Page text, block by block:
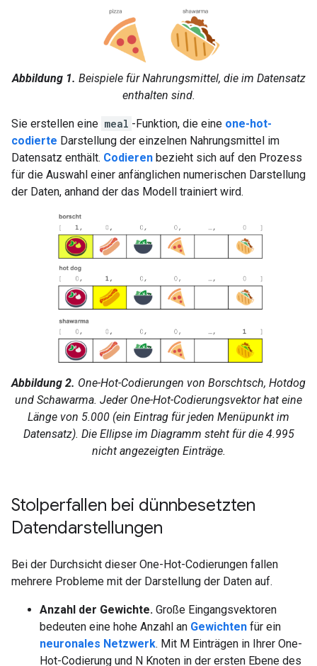
Abbildung 1. Beispiele für Nahrungsmittel, die im Datensatz
enthalten sind.
Sie erstellen eine meal -Funktion, die eine one-hot-
codierte Darstellung der einzelnen Nahrungsmittel im
Datensatz enthält. Codieren bezieht sich auf den Prozess
für die Auswahl einer anfänglichen numerischen Darstellung
der Daten, anhand der das Modell trainiert wird.
Abbildung 2. One-Hot-Codierungen von Borschtsch, Hotdog
und Schawarma. Jeder One-Hot-Codierungsvektor hat eine
Länge von 5.000 (ein Eintrag für jeden Menüpunkt im
Datensatz). Die Ellipse im Diagramm steht für die 4.995
nicht angezeigten Einträge.
Stolperfallen bei dünnbesetzten
Datendarstellungen
Bei der Durchsicht dieser One-Hot-Codierungen fallen
mehrere Probleme mit der Darstellung der Daten auf.
Anzahl der Gewichte. Große Eingangsvektoren
bedeuten eine hohe Anzahl an Gewichten für ein
neuronales Netzwerk. Mit M Einträgen in Ihrer One-
Hot-Codierung und N Knoten in der ersten Ebene des